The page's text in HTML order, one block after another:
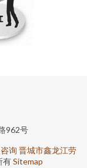
962号
询 晋城市鑫龙江劳
有Sitemap